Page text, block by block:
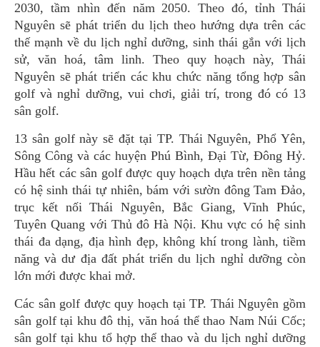
2030, tầm nhìn đến năm 2050. Theo đó, tỉnh Thái
Nguyên sẽ phát triển du lịch theo hướng dựa trên các
thế mạnh về du lịch nghỉ dưỡng, sinh thái gắn với lịch
sử, văn hoá, tâm linh. Theo quy hoạch này, Thái
Nguyên sẽ phát triển các khu chức năng tổng hợp sân
golf và nghỉ dưỡng, vui chơi, giải trí, trong đó có 13
sân golf.
13 sân golf này sẽ đặt tại TP. Thái Nguyên, Phổ Yên,
Sông Công và các huyện Phú Bình, Đại Từ, Đông Hỷ.
Hầu hết các sân golf được quy hoạch dựa trên nền tảng
có hệ sinh thái tự nhiên, bám với sườn đông Tam Đảo,
trục kết nối Thái Nguyên, Bắc Giang, Vĩnh Phúc,
Tuyên Quang với Thủ đô Hà Nội. Khu vực có hệ sinh
thái đa dạng, địa hình đẹp, không khí trong lành, tiềm
năng và dư địa đất phát triển du lịch nghỉ dưỡng còn
lớn mới được khai mở.
Các sân golf được quy hoạch tại TP. Thái Nguyên gồm
sân golf tại khu đô thị, văn hoá thể thao Nam Núi Cốc;
sân golf tại khu tổ hợp thể thao và du lịch nghỉ dưỡng